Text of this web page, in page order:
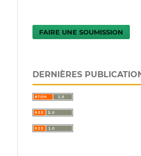
FAIRE UNE SOUMISSION
DERNIÈRES